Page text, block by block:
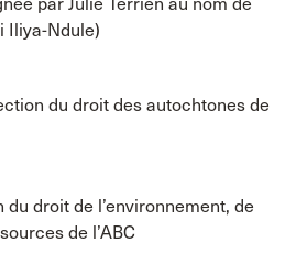
par Julie Terrien au nom de
Iliya-Ndule)
du droit des autochtones de
du droit de l’environnement, de
de l’ABC